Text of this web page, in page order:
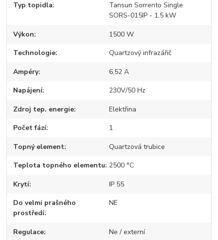
Typ topidla
Tansun Sorrento Single
SORS-015IP - 1,5 kW
Výkon 1500 W
Technologie Quartzový infrazářič
Ampéry 6,52 A
Napájení 230V/50 Hz
Zdroj tep. energie Elektřina
Počet fází 1
Topný element Quartzová trubice
Teplota topného elementu 2500 °C
Krytí IP 55
Do velmi prašného
prostředí
NE
Regulace Ne / externí